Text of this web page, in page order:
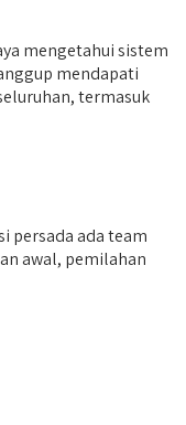
mengetahui sistem
mendapati
termasuk
persada ada team
awal, pemilahan